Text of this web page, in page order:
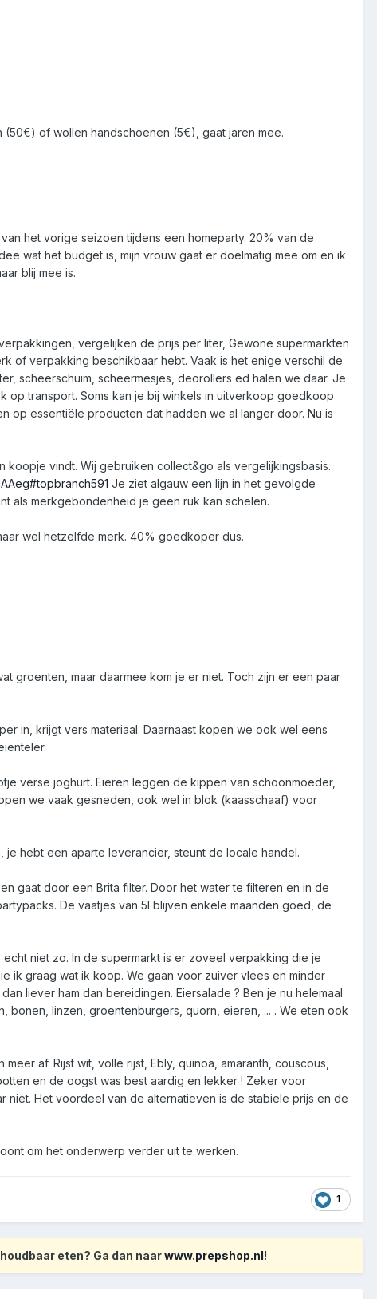
of wollen handschoenen (5€), gaat jaren mee.
het vorige seizoen tijdens een homeparty. 20% van de
wat het budget is, mijn vrouw gaat er doelmatig mee om en ik
blij mee is.
vergelijken de prijs per liter, Gewone supermarkten
of verpakking beschikbaar hebt. Vaak is het enige verschil de
scheerschuim, scheermesjes, deorollers ed halen we daar. Je
op transport. Soms kan je bij winkels in uitverkoop goedkoop
op essentiële producten dat hadden we al langer door. Nu is
vindt. Wij gebruiken collect&go als vergelijkingsbasis.
Je ziet algauw een lijn in het gevolgde
als merkgebondenheid je geen ruk kan schelen.
wel hetzelfde merk. 40% goedkoper dus.
groenten, maar daarmee kom je er niet. Toch zijn er een paar
in, krijgt vers materiaal. Daarnaast kopen we ook wel eens
verse joghurt. Eieren leggen de kippen van schoonmoeder,
we vaak gesneden, ook wel in blok (kaasschaaf) voor
hebt een aparte leverancier, steunt de locale handel.
gaat door een Brita filter. Door het water te filteren en in de
De vaatjes van 5l blijven enkele maanden goed, de
niet zo. In de supermarkt is er zoveel verpakking die je
ik graag wat ik koop. We gaan voor zuiver vlees en minder
liever ham dan bereidingen. Eiersalade ? Ben je nu helemaal
linzen, groentenburgers, quorn, eieren, ... . We eten ook
af. Rijst wit, volle rijst, Ebly, quinoa, amaranth, couscous,
en de oogst was best aardig en lekker ! Zeker voor
niet. Het voordeel van de alternatieven is de stabiele prijs en de
om het onderwerp verder uit te werken.
1
eten? Ga dan naarwww.prepshop.nl!